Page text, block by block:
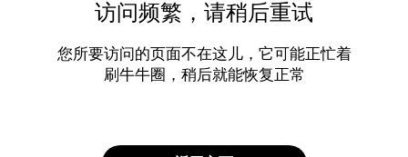
访问频繁，请稍后重试
您所要访问的页面不在这儿，它可能正忙着
刷牛牛圈，稍后就能恢复正常